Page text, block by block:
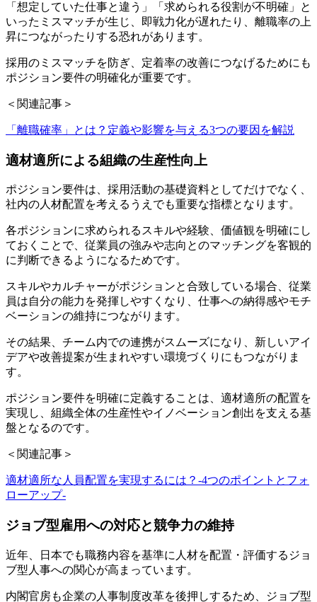
「想定していた仕事と違う」「求められる役割が不明確」と
いったミスマッチが生じ、即戦力化が遅れたり、離職率の上
昇につながったりする恐れがあります。
採用のミスマッチを防ぎ、定着率の改善につなげるためにも
ポジション要件の明確化が重要です。
＜関連記事＞
「離職確率」とは？定義や影響を与える3つの要因を解説
適材適所による組織の生産性向上
ポジション要件は、採用活動の基礎資料としてだけでなく、
社内の人材配置を考えるうえでも重要な指標となります。
各ポジションに求められるスキルや経験、価値観を明確にし
ておくことで、従業員の強みや志向とのマッチングを客観的
に判断できるようになるためです。
スキルやカルチャーがポジションと合致している場合、従業
員は自分の能力を発揮しやすくなり、仕事への納得感やモチ
ベーションの維持につながります。
その結果、チーム内での連携がスムーズになり、新しいアイ
デアや改善提案が生まれやすい環境づくりにもつながりま
す。
ポジション要件を明確に定義することは、適材適所の配置を
実現し、組織全体の生産性やイノベーション創出を支える基
盤となるのです。
＜関連記事＞
適材適所な人員配置を実現するには？-4つのポイントとフォ
ローアップ-
ジョブ型雇用への対応と競争力の維持
近年、日本でも職務内容を基準に人材を配置・評価するジョ
ブ型人事への関心が高まっています。
内閣官房も企業の人事制度改革を後押しするため、ジョブ型